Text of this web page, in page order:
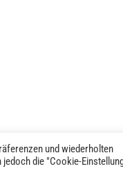
und wiederholten
die "Cookie-